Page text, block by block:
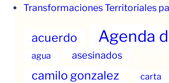
Transformaciones Territoriales
acuerdo Agenda
agua asesinados
camilo gonzalez carta